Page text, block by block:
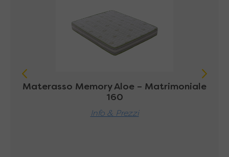
Materasso Memory Aloe – Matrimoniale
160
Info & Prezzi